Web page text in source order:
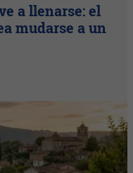
a llenarse: el
mudarse a un